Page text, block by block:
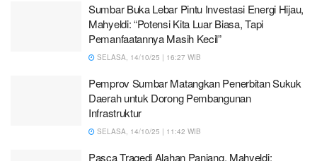
Sumbar Buka Lebar Pintu Investasi Energi Hijau,
Mahyeldi: “Potensi Kita Luar Biasa, Tapi
Pemanfaatannya Masih Kecil”
SELASA, 14/10/25 | 16:27 WIB
Pemprov Sumbar Matangkan Penerbitan Sukuk
Daerah untuk Dorong Pembangunan
Infrastruktur
SELASA, 14/10/25 | 11:42 WIB
Pasca Tragedi Alahan Panjang, Mahyeldi: